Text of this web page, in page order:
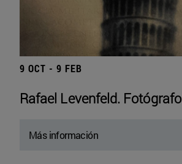
9 OCT - 9 FEB
Rafael Levenfeld. Fotógrafo
Más información